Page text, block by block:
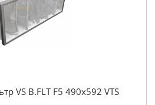
VS B.FLT F5 490x592 VTS